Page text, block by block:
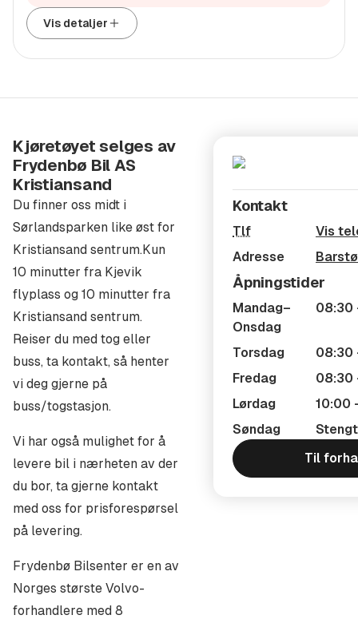
FINANS
kan vi garantere konkuransedyktige betingelser og en
trygg kjøpsprosess! Finansierings løsningen kan
skreddersys for deg, med løpetid opptil 10 år og fra kr
0,- i egenkapital.
Alle våre Volvo modeller kan leveres med VOLVIA
Forsikring. Gjennom Volvia kan vi tilby forskjellige
forsikringsløsninger, under nevner vi noen av fordelene
du kan få via Volvia Forsikring:
- Maskinskade dekning inntil 200 000 kjørte km.
- Totalskade Dekning
- Nøkkelforsikring med kr 400 egenandel
- Leiebil uten tidsbegrensning
- Feilfylling av drivstoff
- Lav egenandel ved ruteskift hos Autorisert Volvo
verksted
og Gjensidige
TILBEHØR
Vis detaljer
Kjøretøyet selges av
Frydenbø Bil AS
Kristiansand
Du finner oss midt i
Sørlandsparken like øst for
Kristiansand sentrum.Kun
10 minutter fra Kjevik
flyplass og 10 minutter fra
Kristiansand sentrum.
Reiser du med tog eller
buss, ta kontakt, så henter
vi deg gjerne på
buss/togstasjon.
Vi har også mulighet for å
levere bil i nærheten av der
du bor, ta gjerne kontakt
med oss for prisforespørsel
på levering.
Frydenbø Bilsenter er en av
Norges største Volvo-
forhandlere med 8
Kontakt
Tlf
Vis
Adresse
Åpningstider
Mandag–
Onsdag
08:30
Torsdag
08:30
Fredag
08:30
Lørdag
10:00
Søndag
Stengt
Til